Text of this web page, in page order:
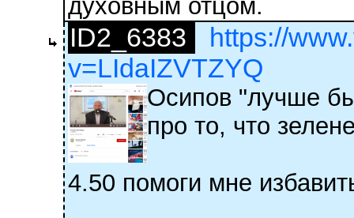
духовным отцом.
ID2_6383
https://
v=LIdaIZVTZYQ
Осипов "лучше
про то, что
4.50 помоги мне